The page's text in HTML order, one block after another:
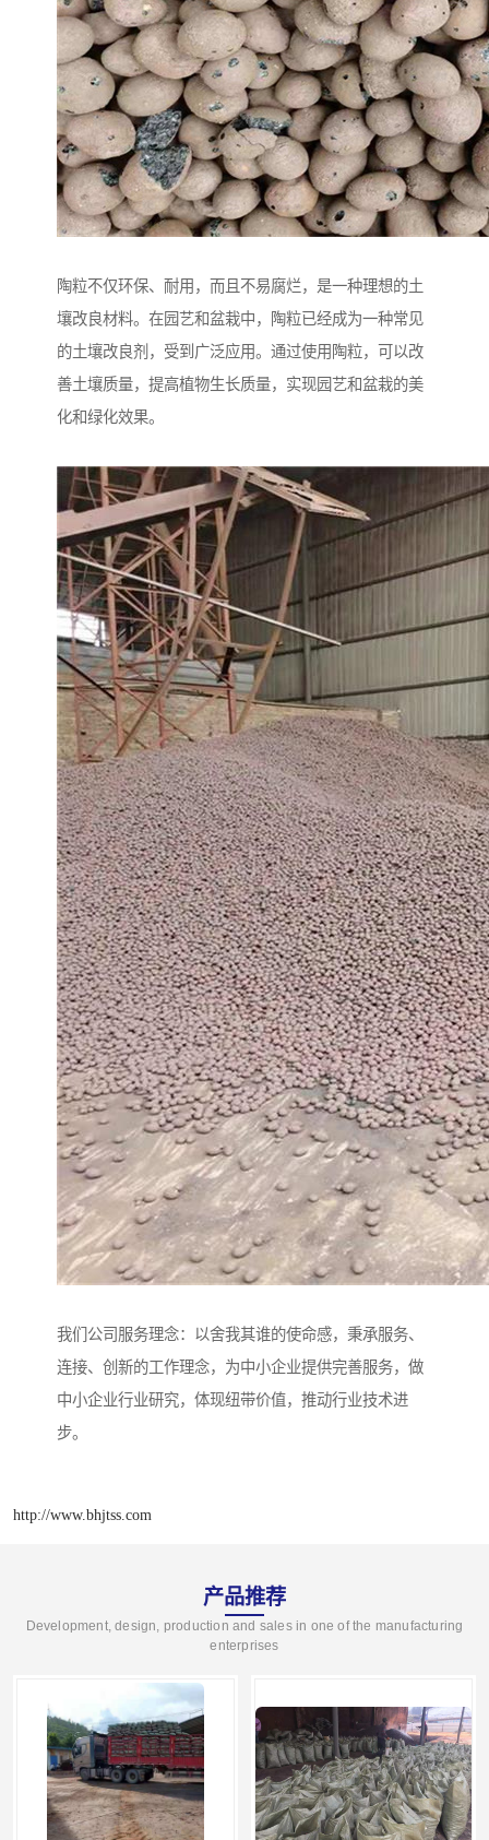
陶粒不仅环保、耐用，而且不易腐烂，是一种理想的土
壤改良材料。在园艺和盆栽中，陶粒已经成为一种常见
的土壤改良剂，受到广泛应用。通过使用陶粒，可以改
善土壤质量，提高植物生长质量，实现园艺和盆栽的美
化和绿化效果。
我们公司服务理念：以舍我其谁的使命感，秉承服务、
连接、创新的工作理念，为中小企业提供完善服务，做
中小企业行业研究，体现纽带价值，推动行业技术进
步。
http://www.bhjtss.com
产品推荐
Development, design, production and sales in one of the manufacturing
enterprises